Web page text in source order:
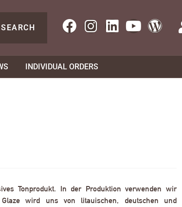
SEARCH
INDIVIDUAL ORDERS
Tonprodukt. In der Produktion verwenden wir
Glaze wird uns von litauischen, deutschen und